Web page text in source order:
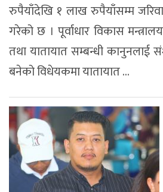
रुपैयाँदेखि १ लाख रुपैयाँसम्म
गरेको छ । पूर्वाधार विकास
तथा यातायात सम्बन्धी कानुनलाई
बनेको विधेयकमा यातायात ...